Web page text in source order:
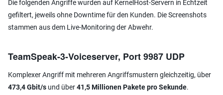
Die folgenden Angriffe wurden auf KernelHost-Servern in Echtzeit
gefiltert, jeweils ohne Downtime für den Kunden. Die Screenshots
stammen aus dem Live-Monitoring der Abwehr.
TeamSpeak-3-Voiceserver, Port 9987 UDP
Komplexer Angriff mit mehreren Angriffsmustern gleichzeitig, über
473,4 Gbit/s und über41,5 Millionen Pakete pro Sekunde.